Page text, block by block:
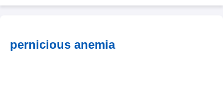
pernicious anemia